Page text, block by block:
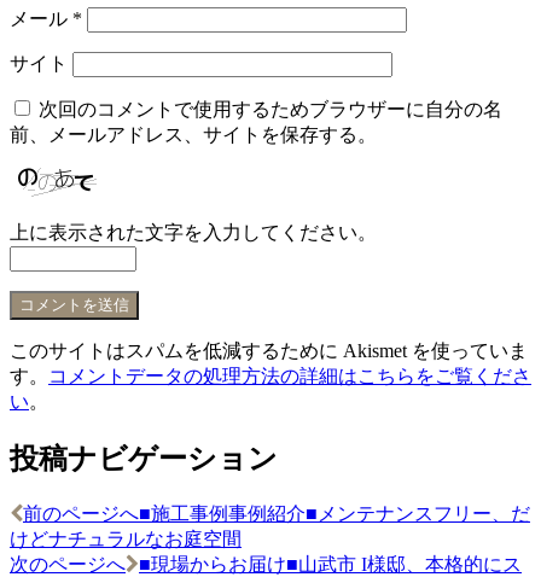
メール *
サイト
次回のコメントで使用するためブラウザーに自分の名
前、メールアドレス、サイトを保存する。
上に表示された文字を入力してください。
このサイトはスパムを低減するために Akismet を使っていま
す。
コメントデータの処理方法の詳細はこちらをご覧くださ
い。
投稿ナビゲーション
前のページへ■施工事例事例紹介■メンテナンスフリー、だ
けどナチュラルなお庭空間
次のページへ
■現場からお届け■山武市 I様邸、本格的にス